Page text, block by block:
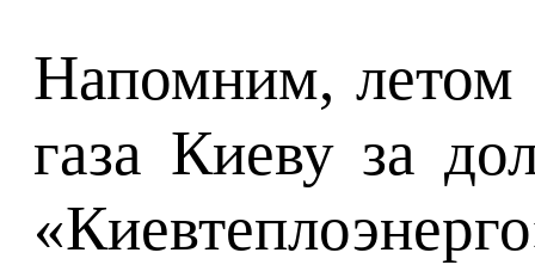
Напомним, летом
газа Киеву за